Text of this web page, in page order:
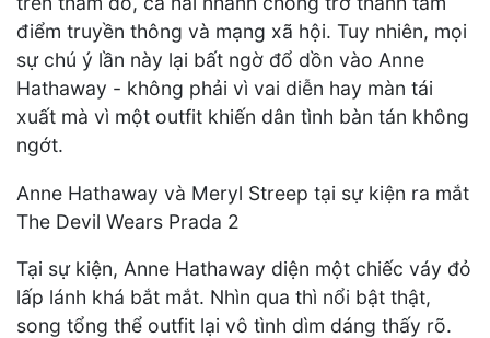
điểm truyền thông và mạng xã hội. Tuy nhiên, mọi
sự chú ý lần này lại bất ngờ đổ dồn vào Anne
Hathaway - không phải vì vai diễn hay màn tái
xuất mà vì một outfit khiến dân tình bàn tán không
ngớt.
Anne Hathaway và Meryl Streep tại sự kiện ra mắt
The Devil Wears Prada 2
Tại sự kiện, Anne Hathaway diện một chiếc váy đỏ
lấp lánh khá bắt mắt. Nhìn qua thì nổi bật thật,
song tổng thể outfit lại vô tình dìm dáng thấy rõ.